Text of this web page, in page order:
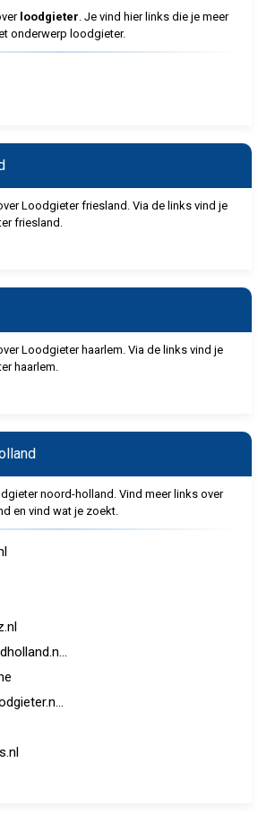
loodgieter. Je vind hier links die je meer
onderwerp loodgieter.
Loodgieter friesland. Via de links vind je
friesland.
Loodgieter haarlem. Via de links vind je
haarlem.
noord-holland. Vind meer links over
en vind wat je zoekt.